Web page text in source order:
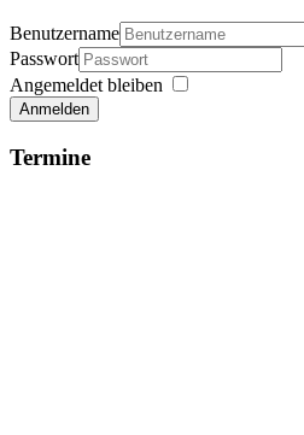
Benutzername
Passwort
Angemeldet bleiben
Anmelden
Termine